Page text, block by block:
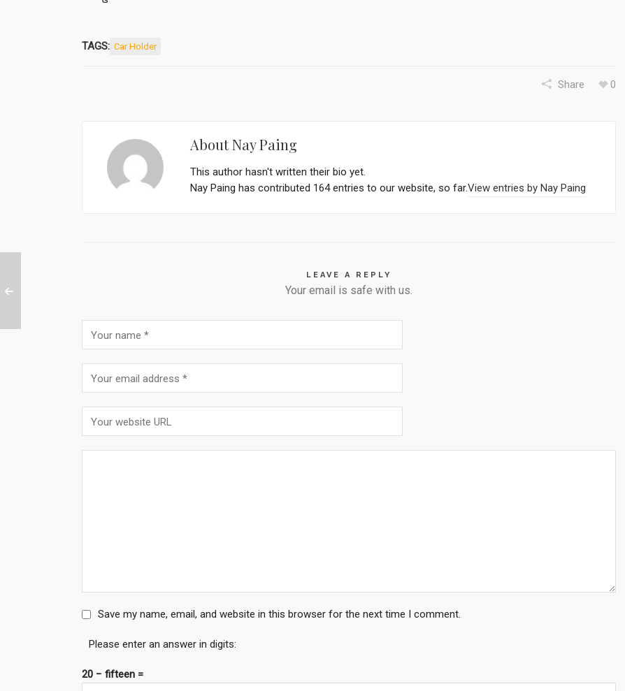
TAGS: Car Holder
Share 0
AboutNay Paing
This author hasn't written their bio yet.
Nay Paing has contributed 164 entries to our website, so far.View entries by Nay Paing
LEAVE A REPLY
Your email is safe with us.
Save my name, email, and website in this browser for the next time I comment.
Please enter an answer in digits:
20 − fifteen =